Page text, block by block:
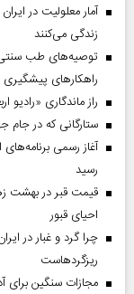
زندگی می‌کنند
توصیه‌های طب سنتی
راهکارهای پیشگیری
راز ماندگاری «رادیو
ستارگانی که در جام جهانی ۲۰۲۶
رسید
احیای قبور
چرا گرد و غبار در
ریزگردهاست
مجازات سنگین برای